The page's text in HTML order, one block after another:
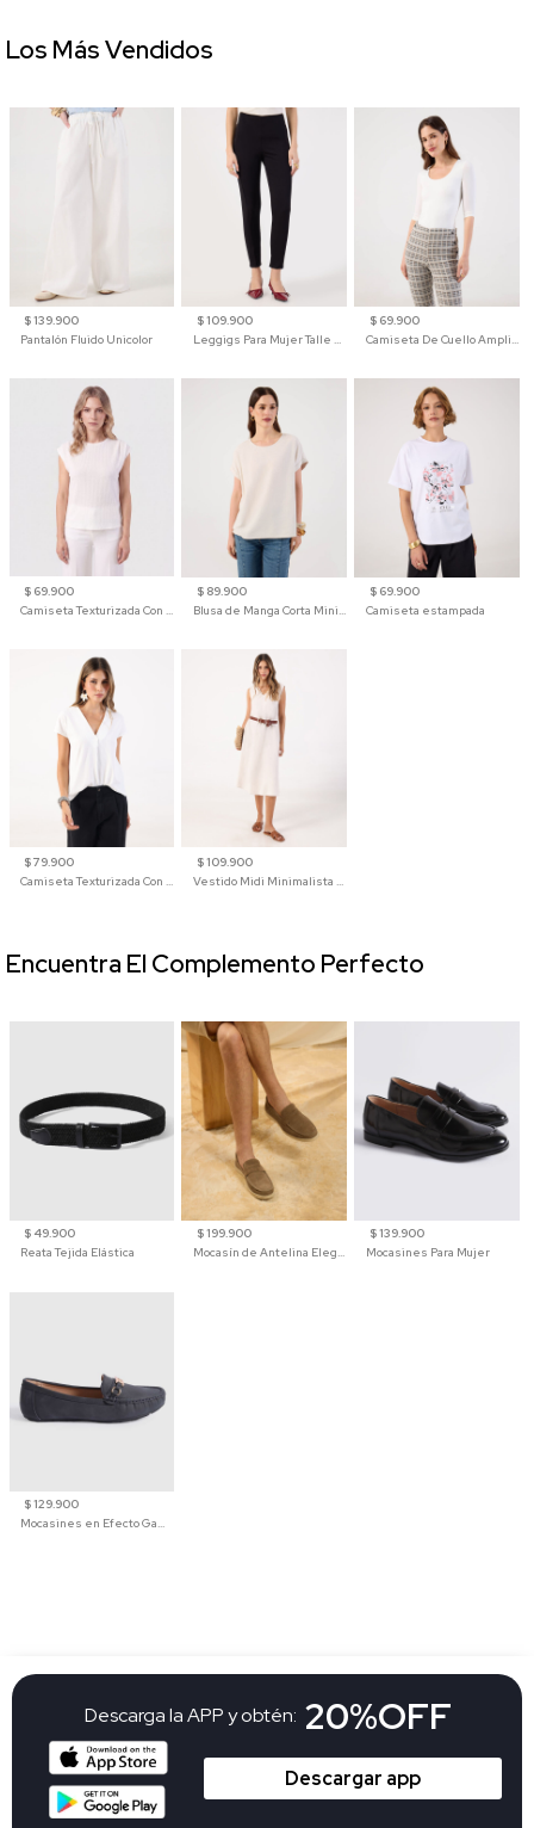
$ 139.900
Pantalón Fluido Unicolor
$ 109.900
Leggigs Para Mujer Talle Alto Liso
$ 69.900
Camiseta De Cuello Amplio Y Manga 3/4 Para Mujer
$ 69.900
Camiseta Texturizada Con Hombro Caído Para Mujer
$ 89.900
Blusa de Manga Corta Minimalista para Mujer
$ 69.900
Camiseta estampada
$ 79.900
Camiseta Texturizada Con Cuello En V Para Mujer
$ 109.900
Vestido Midi Minimalista De Silueta Amplia
Los Más Vendidos
$ 49.900
Reata Tejida Elástica
$ 199.900
Mocasín de Antelina Elegante con Suela de Contraste Para Hombre
$ 139.900
Mocasines Para Mujer
$ 129.900
Mocasines en Efecto Gamuzado Para Mujer
Encuentra El Complemento Perfecto
Descarga la APP y obtén: 20%OFF
Descargar app